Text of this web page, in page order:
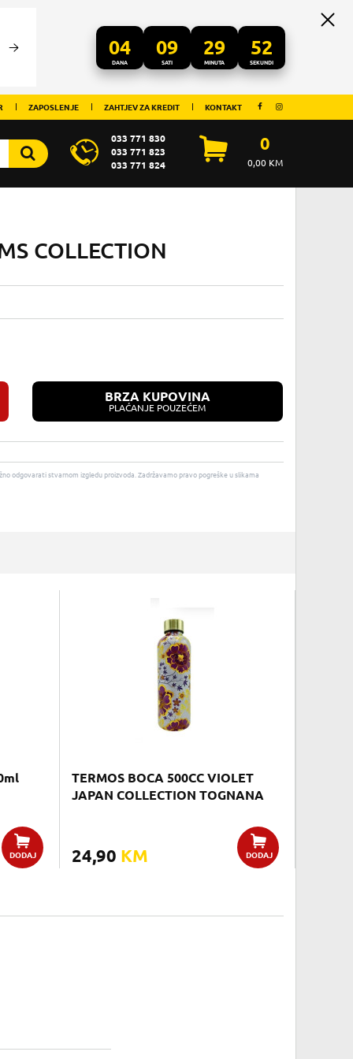
04
DANA
09
SATI
29
MINUTA
52
SEKUNDI
ZAPOSLENJE ZAHTJEV ZA KREDIT KONTAKT
033 771 830
033 771 823
033 771 824
0
0,00KM
COLLECTION
BRZA KUPOVINA
PLAĆANJE POUZEĆEM
odgovarati stvarnom izgledu proizvoda. Zadržavamo pravo pogreške u slikama
DODAJ
TERMOS BOCA 500CC VIOLET
JAPAN COLLECTION TOGNANA
24,90 KM DODAJ